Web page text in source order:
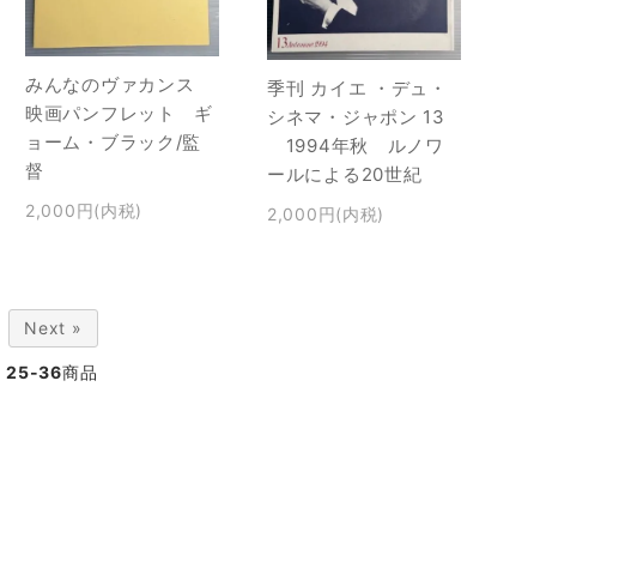
みんなのヴァカンス
映画パンフレット ギ
ョーム・ブラック/監
督
2,000円(内税)
季刊 カイエ ・デュ・
シネマ・ジャポン 13
1994年秋 ルノワ
ールによる20世紀
2,000円(内税)
Next »
25-36商品